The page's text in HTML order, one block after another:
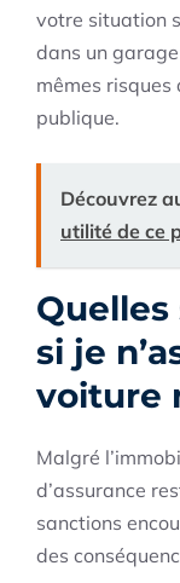
votre situation
dans un
mêmes risques
publique.
Découvrez
utilité de ce
si je
voiture
Malgré
d’assurance
sanctions
des